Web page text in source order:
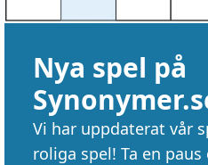
Nya spel på
Vi har uppdaterat vår
roliga spel! Ta en